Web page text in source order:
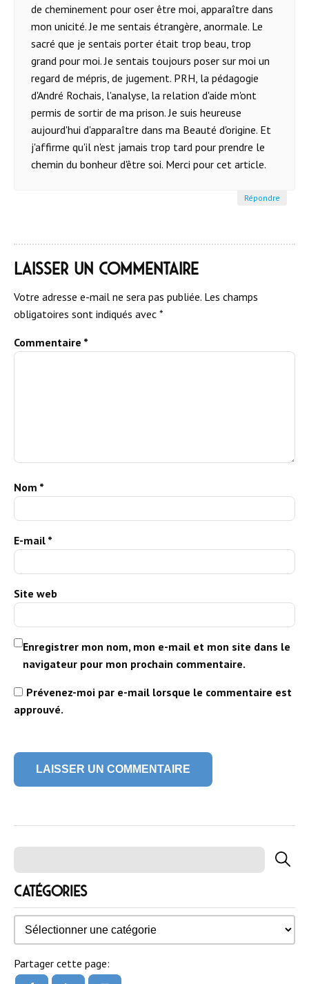
de cheminement pour oser être moi, apparaître dans
mon unicité. Je me sentais étrangère, anormale. Le
sacré que je sentais porter était trop beau, trop
grand pour moi. Je sentais toujours poser sur moi un
regard de mépris, de jugement. PRH, la pédagogie
d'André Rochais, l'analyse, la relation d'aide m'ont
permis de sortir de ma prison. Je suis heureuse
aujourd'hui d'apparaître dans ma Beauté d'origine. Et
j'affirme qu'il n'est jamais trop tard pour prendre le
chemin du bonheur d'être soi. Merci pour cet article.
Répondre
Laisser un commentaire
Votre adresse e-mail ne sera pas publiée. Les champs
obligatoires sont indiqués avec *
Commentaire *
Nom *
E-mail *
Site web
Enregistrer mon nom, mon e-mail et mon site dans le
navigateur pour mon prochain commentaire.
Catégories
Catégories
Partager cette page: